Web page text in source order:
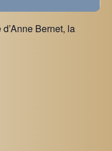
Bernet, la